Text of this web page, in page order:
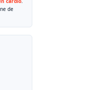
de